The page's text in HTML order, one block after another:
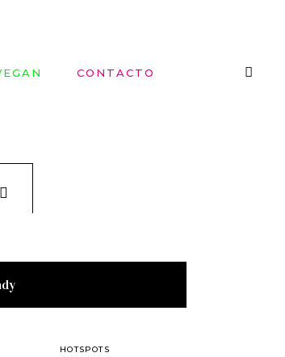
CONTACTO
HOTSPOTS